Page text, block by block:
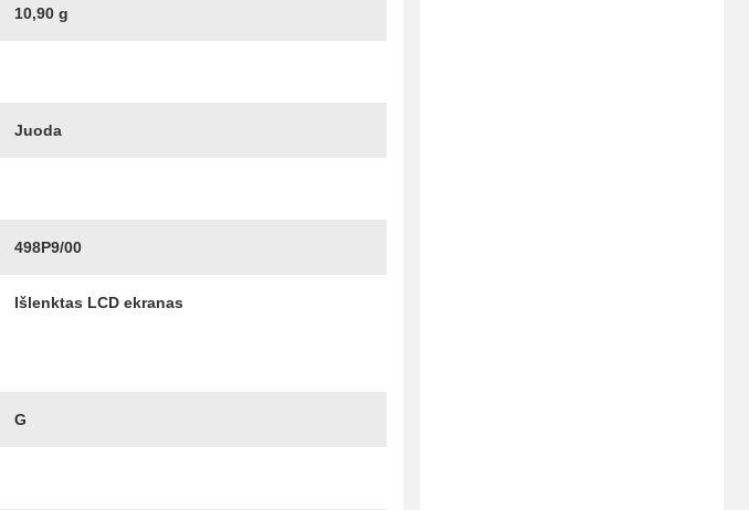
10,90 g
Juoda
498P9/00
Išlenktas LCD ekranas
G